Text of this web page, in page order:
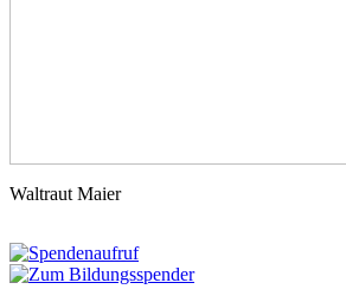
Waltraut Maier